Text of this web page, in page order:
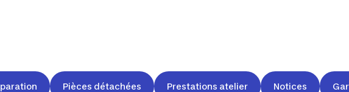
Pièces détachées Prestations atelier Notices